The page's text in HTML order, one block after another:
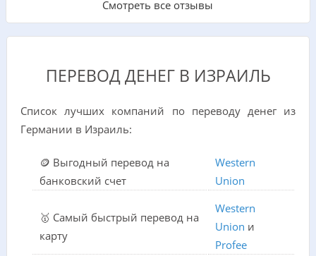
Смотреть все отзывы
ПЕРЕВОД ДЕНЕГ В ИЗРАИЛЬ
Список лучших компаний по переводу денег из
Германии в Израиль:
🪙 Выгодный перевод на
банковский счет
Western
Union
🥇 Самый быстрый перевод на
карту
Western
Union и
Profee